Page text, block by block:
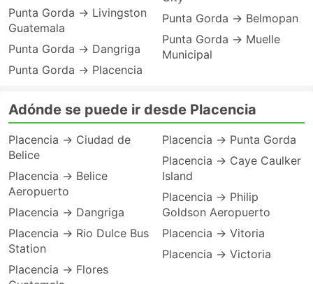
Punta Gorda → Livingston
Guatemala
Punta Gorda → Dangriga
Punta Gorda → Placencia
Punta Gorda → Belmopan
Punta Gorda → Muelle
Municipal
Adónde se puede ir desde Placencia
Placencia → Ciudad de
Belice
Placencia → Belice
Aeropuerto
Placencia → Dangriga
Placencia → Rio Dulce Bus
Station
Placencia → Flores
Placencia → Punta Gorda
Placencia → Caye Caulker
Island
Placencia → Philip
Goldson Aeropuerto
Placencia → Vitoria
Placencia → Victoria